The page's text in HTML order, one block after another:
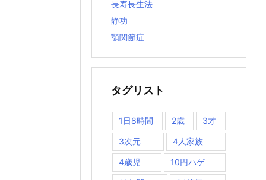
長寿長生法
静功
顎関節症
タグリスト
1日8時間 2歳 3才
3次元 4人家族
4歳児 10円ハゲ